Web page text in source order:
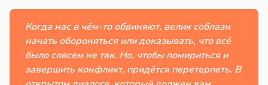
Когда нас в чём-то обвиняют, велик соблазн
начать обороняться или доказывать, что всё
было совсем не так. Но, чтобы помириться и
завершить конфликт, придётся перетерпеть. В